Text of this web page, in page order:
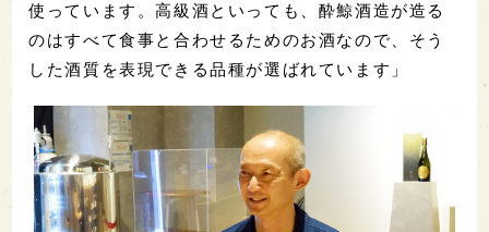
使っています。高級酒といっても、酔鯨酒造が造る
のはすべて食事と合わせるためのお酒なので、そう
した酒質を表現できる品種が選ばれています」